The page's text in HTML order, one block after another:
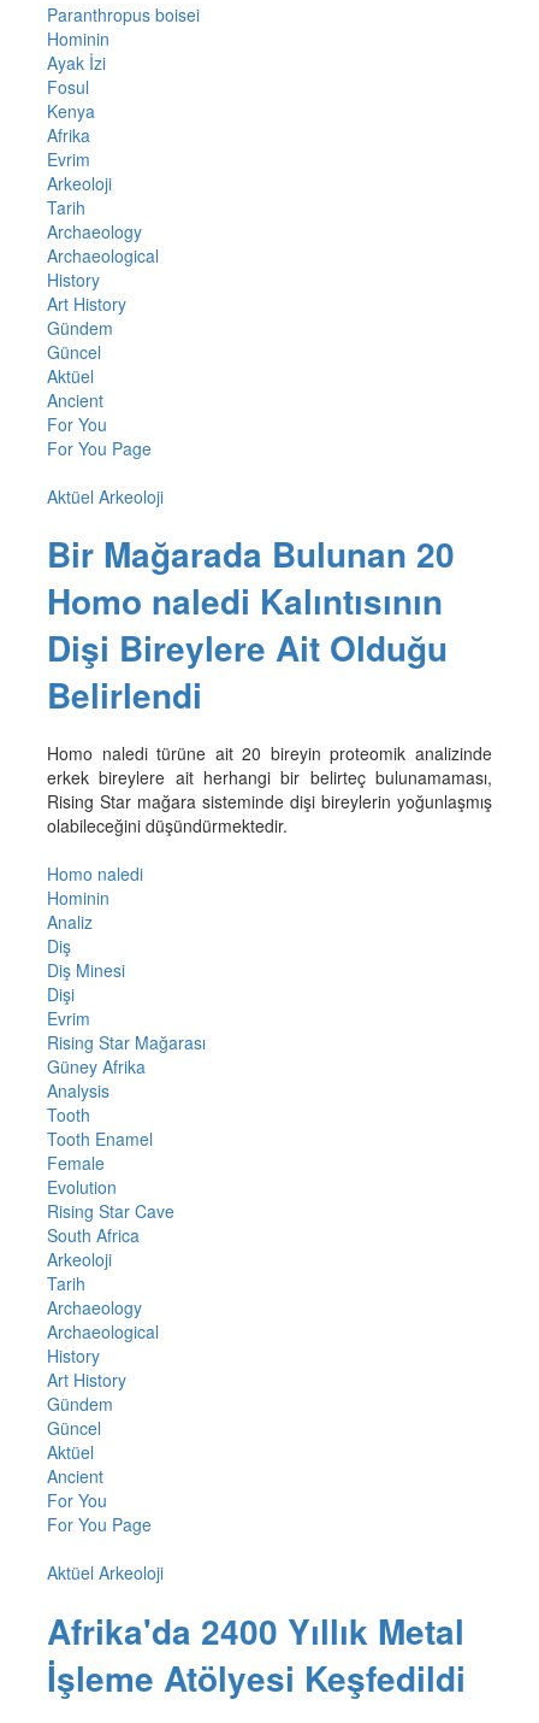
Paranthropus boisei
Hominin
Ayak İzi
Fosul
Kenya
Afrika
Evrim
Arkeoloji
Tarih
Archaeology
Archaeological
History
Art History
Gündem
Güncel
Aktüel
Ancient
For You
For You Page
Aktüel Arkeoloji
Bir Mağarada Bulunan 20
Homo naledi Kalıntısının
Dişi Bireylere Ait Olduğu
Belirlendi
Homo naledi türüne ait 20 bireyin proteomik analizinde
erkek bireylere ait herhangi bir belirteç bulunamaması,
Rising Star mağara sisteminde dişi bireylerin yoğunlaşmış
olabileceğini düşündürmektedir.
Homo naledi
Hominin
Analiz
Diş
Diş Minesi
Dişi
Evrim
Rising Star Mağarası
Güney Afrika
Analysis
Tooth
Tooth Enamel
Female
Evolution
Rising Star Cave
South Africa
Arkeoloji
Tarih
Archaeology
Archaeological
History
Art History
Gündem
Güncel
Aktüel
Ancient
For You
For You Page
Aktüel Arkeoloji
Afrika'da 2400 Yıllık Metal
İşleme Atölyesi Keşfedildi